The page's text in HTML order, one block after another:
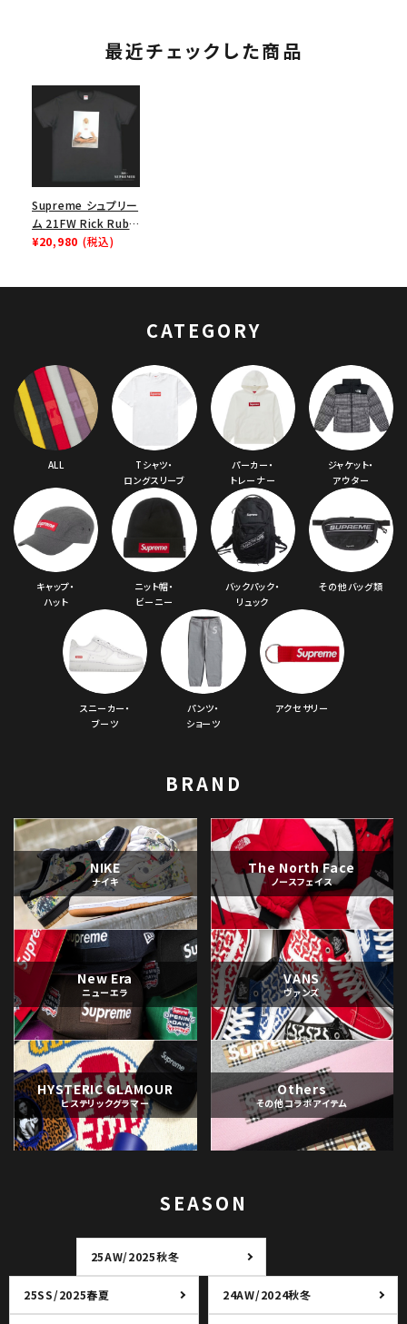
最近チェックした商品
Supreme シュプリー
ム 21FW Rick Rubin
Tee リックルービンT
¥20,980 (税込)
CATEGORY
ALL
Tシャツ・
ロングスリーブ
パーカー・
トレーナー
ジャケット・
アウター
キャップ・
ハット
ニット帽・
ビーニー
バックパック・
リュック
その他バッグ類
スニーカー・
ブーツ
パンツ・
ショーツ
アクセサリー
BRAND
NIKE
ナイキ
The North Face
ノースフェイス
New Era
ニューエラ
VANS
ヴァンズ
HYSTERIC GLAMOUR
ヒステリックグラマー
Others
その他コラボアイテム
SEASON
25AW/2025秋冬
25SS/2025春夏 24AW/2024秋冬